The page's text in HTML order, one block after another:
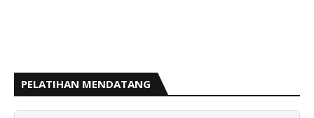
PELATIHAN MENDATANG